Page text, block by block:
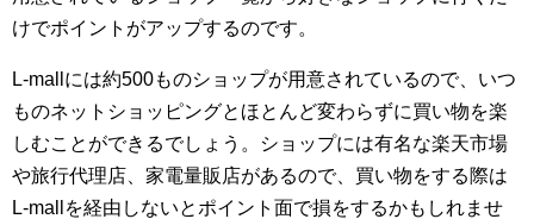
けでポイントがアップするのです。
L-mallには約500ものショップが用意されているので、いつ
ものネットショッピングとほとんど変わらずに買い物を楽
しむことができるでしょう。ショップには有名な楽天市場
や旅行代理店、家電量販店があるので、買い物をする際は
L-mallを経由しないとポイント面で損をするかもしれませ